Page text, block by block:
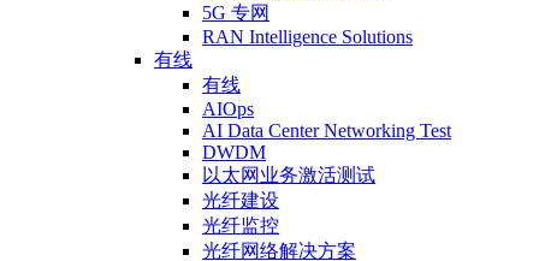
5G 专网
RAN Intelligence Solutions
有线
有线
AIOps
AI Data Center Networking Test
DWDM
以太网业务激活测试
光纤建设
光纤监控
光纤网络解决方案